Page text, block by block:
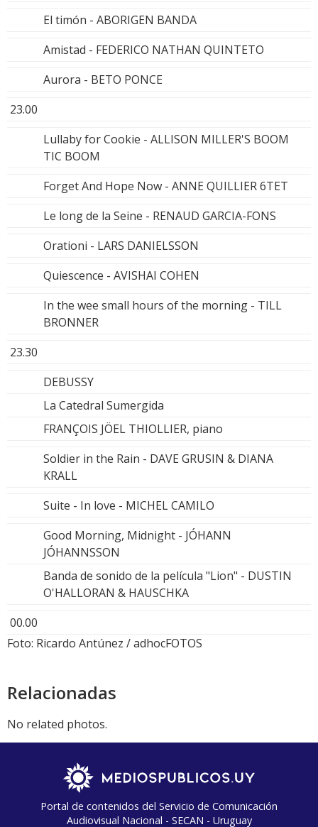
El timón - ABORIGEN BANDA
Amistad - FEDERICO NATHAN QUINTETO
Aurora - BETO PONCE
23.00
Lullaby for Cookie - ALLISON MILLER'S BOOM
TIC BOOM
Forget And Hope Now - ANNE QUILLIER 6TET
Le long de la Seine - RENAUD GARCIA-FONS
Orationi - LARS DANIELSSON
Quiescence - AVISHAI COHEN
In the wee small hours of the morning - TILL
BRONNER
23.30
DEBUSSY
La Catedral Sumergida
FRANÇOIS JÖEL THIOLLIER, piano
Soldier in the Rain - DAVE GRUSIN & DIANA
KRALL
Suite - In love - MICHEL CAMILO
Good Morning, Midnight - JÓHANN
JÓHANNSSON
Banda de sonido de la película "Lion" - DUSTIN
O'HALLORAN & HAUSCHKA
00.00
Foto: Ricardo Antúnez / adhocFOTOS
Relacionadas
No related photos.
Portal de contenidos del Servicio de Comunicación
Audiovisual Nacional - SECAN - Uruguay